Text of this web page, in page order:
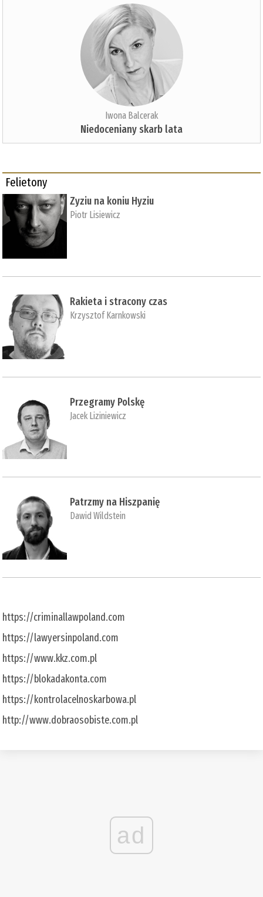
Iwona Balcerak
Niedoceniany skarb lata
Felietony
Zyziu na koniu Hyziu
Piotr Lisiewicz
Rakieta i stracony czas
Krzysztof Karnkowski
Przegramy Polskę
Jacek Liziniewicz
Patrzmy na Hiszpanię
Dawid Wildstein
https://criminallawpoland.com
https://lawyersinpoland.com
https://www.kkz.com.pl
https://blokadakonta.com
https://kontrolacelnoskarbowa.pl
http://www.dobraosobiste.com.pl
ad